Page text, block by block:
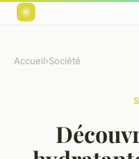
Accueil›Société